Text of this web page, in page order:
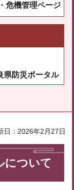
危機管理ページ
県防災ポータル
日：2026年2月27日
について